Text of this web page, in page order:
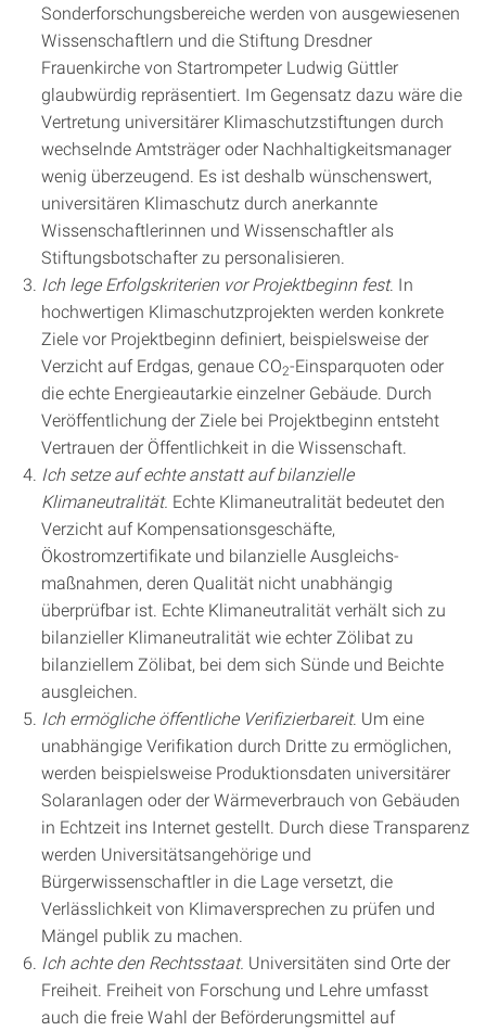
Sonderforschungsbereiche werden von ausgewiesenen
Wissenschaftlern und die Stiftung Dresdner
Frauenkirche von Startrompeter Ludwig Güttler
glaubwürdig repräsentiert. Im Gegensatz dazu wäre die
Vertretung universitärer Klimaschutzstiftungen durch
wechselnde Amtsträger oder Nachhaltigkeitsmanager
wenig überzeugend. Es ist deshalb wünschenswert,
universitären Klimaschutz durch anerkannte
Wissenschaftlerinnen und Wissenschaftler als
Stiftungsbotschafter zu personalisieren.
Ich lege Erfolgskriterien vor Projektbeginn fest. In
hochwertigen Klimaschutzprojekten werden konkrete
Ziele vor Projektbeginn definiert, beispielsweise der
Verzicht auf Erdgas, genaue CO2-Einsparquoten oder
die echte Energieautarkie einzelner Gebäude. Durch
Veröffentlichung der Ziele bei Projektbeginn entsteht
Vertrauen der Öffentlichkeit in die Wissenschaft.
Ich setze auf echte anstatt auf bilanzielle
Klimaneutralität. Echte Klimaneutralität bedeutet den
Verzicht auf Kompensationsgeschäfte,
Ökostromzertifikate und bilanzielle Ausgleichs­
maßnahmen, deren Qualität nicht unabhängig
überprüfbar ist. Echte Klimaneutralität verhält sich zu
bilanzieller Klimaneutralität wie echter Zölibat zu
bilanziellem Zölibat, bei dem sich Sünde und Beichte
ausgleichen.
Ich ermögliche öffentliche Verifizierbareit. Um eine
unabhängige Verifikation durch Dritte zu ermöglichen,
werden beispielsweise Produktionsdaten universitärer
Solaranlagen oder der Wärmeverbrauch von Gebäuden
in Echtzeit ins Internet gestellt. Durch diese Transparenz
werden Universitätsangehörige und
Bürgerwissenschaftler in die Lage versetzt, die
Verlässlichkeit von Klimaversprechen zu prüfen und
Mängel publik zu machen.
Ich achte den Rechtsstaat. Universitäten sind Orte der
Freiheit. Freiheit von Forschung und Lehre umfasst
auch die freie Wahl der Beförderungsmittel auf